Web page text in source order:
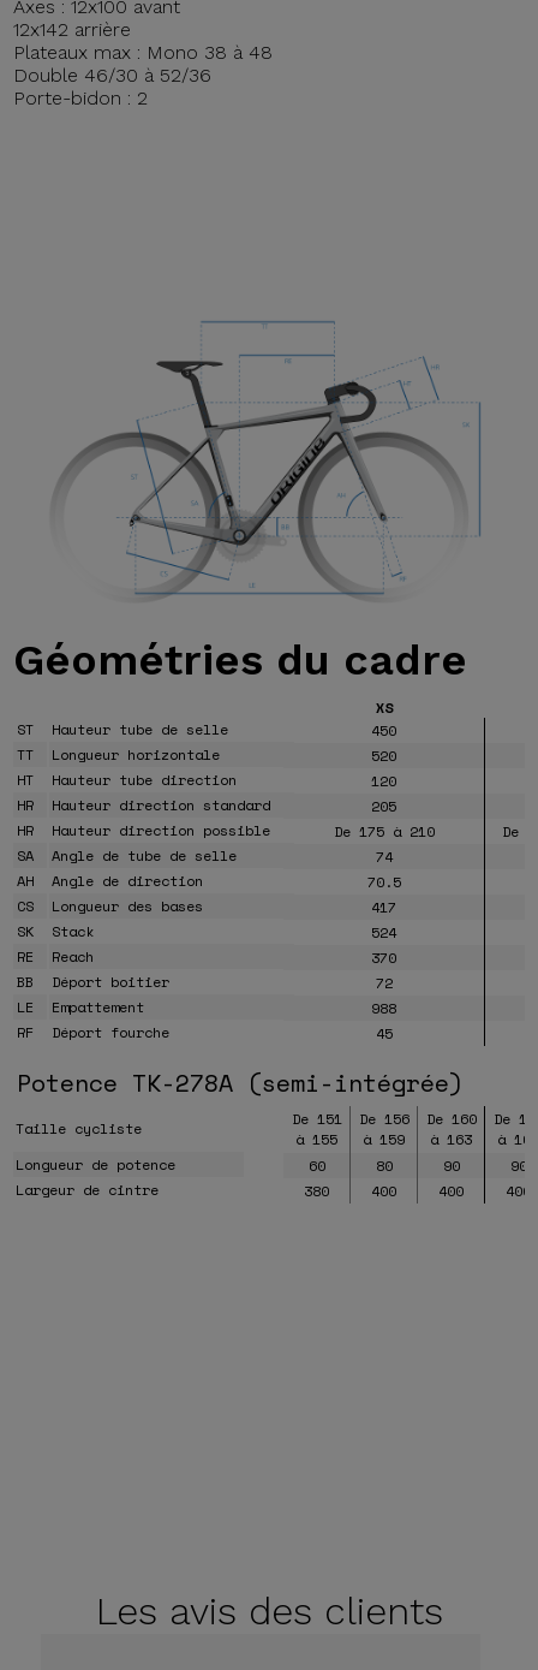
Axes : 12x100 avant
12x142 arrière
Plateaux max : Mono 38 à 48
Double 46/30 à 52/36
Porte-bidon : 2
Géométries du cadre
XS
ST
Hauteur tube de selle
450
TT
Longueur horizontale
520
HT
Hauteur tube direction
120
HR
Hauteur direction standard
205
HR
Hauteur direction possible De 175 à 210
De
SA
Angle de tube de selle 74
AH
Angle de direction
70.5
CS
Longueur des bases
417
SK
Stack
524
RE
Reach
370
BB
Déport boitier
72
LE
Empattement
988
RF
Déport fourche 45
Potence TK-278A (semi-intégrée)
Taille cycliste
De 151
à 155
De 156
à 159
De 160
à 163
De
à
Longueur de potence
60 80 90
90
Largeur de cintre
380 400 400 400
Les avis des clients